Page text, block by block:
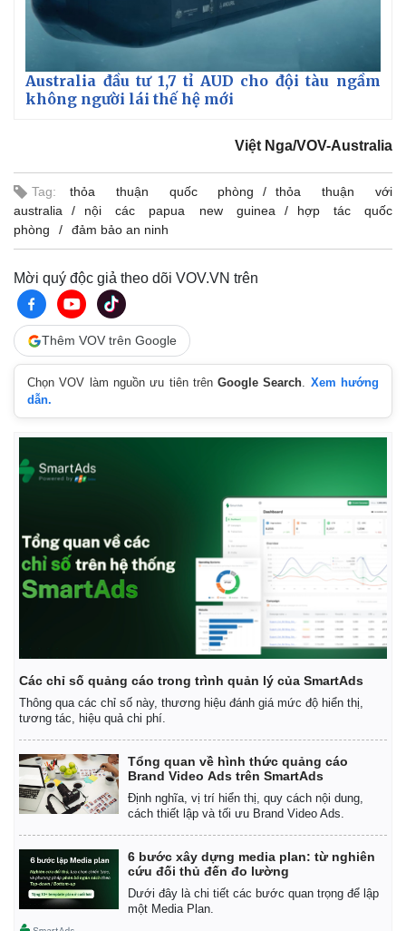
Australia đầu tư 1,7 tỉ AUD cho đội tàu ngầm
không người lái thế hệ mới
Việt Nga/VOV-Australia
Tag: thỏa thuận quốc phòng
thỏa thuận với
australia
nội các papua new guinea
hợp tác quốc
phòng
đảm bảo an ninh
Mời quý độc giả theo dõi VOV.VN trên
Thêm VOV trên Google
Chọn VOV làm nguồn ưu tiên trênGoogle Search. Xem hướng
dẫn.
Các chỉ số quảng cáo trong trình quản lý của SmartAds
Thông qua các chỉ số này, thương hiệu đánh giá mức độ hiển thị,
tương tác, hiệu quả chi phí.
Tổng quan về hình thức quảng cáo
Brand Video Ads trên SmartAds
Định nghĩa, vị trí hiển thị, quy cách nội dung,
cách thiết lập và tối ưu Brand Video Ads.
6 bước xây dựng media plan: từ nghiên
cứu đối thủ đến đo lường
Dưới đây là chi tiết các bước quan trọng để lập
một Media Plan.